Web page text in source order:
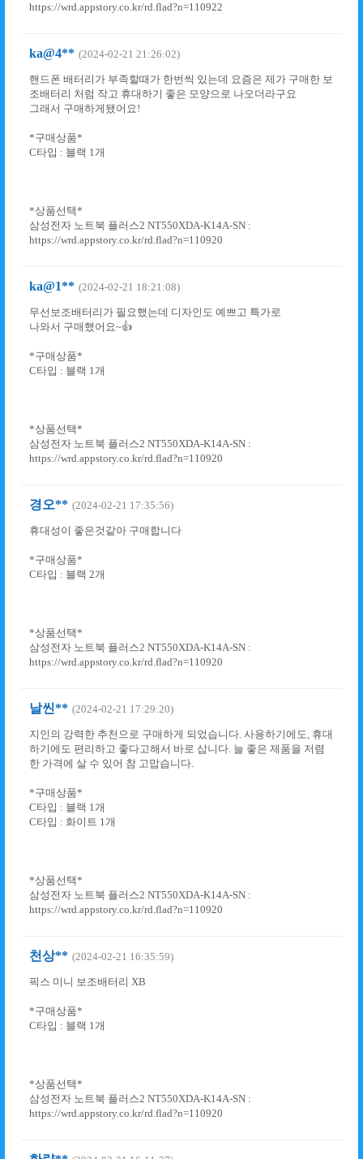
https://wrd.appstory.co.kr/rd.flad?n=110922
ka@4** (2024-02-21 21:26:02)
핸드폰 배터리가 부족할때가 한번씩 있는데 요즘은 제가 구매한 보
조배터리 처럼 작고 휴대하기 좋은 모양으로 나오더라구요
그래서 구매하게됐어요!
*구매상품*
C타입 : 블랙 1개
*상품선택*
삼성전자 노트북 플러스2 NT550XDA-K14A-SN :
https://wrd.appstory.co.kr/rd.flad?n=110920
ka@1** (2024-02-21 18:21:08)
무선보조배터리가 필요했는데 디자인도 예쁘고 특가로
나와서 구매했어요~👍
*구매상품*
C타입 : 블랙 1개
*상품선택*
삼성전자 노트북 플러스2 NT550XDA-K14A-SN :
https://wrd.appstory.co.kr/rd.flad?n=110920
경오** (2024-02-21 17:35:56)
휴대성이 좋은것같아 구매합니다
*구매상품*
C타입 : 블랙 2개
*상품선택*
삼성전자 노트북 플러스2 NT550XDA-K14A-SN :
https://wrd.appstory.co.kr/rd.flad?n=110920
날씬** (2024-02-21 17:29:20)
지인의 강력한 추천으로 구매하게 되었습니다. 사용하기에도, 휴대
하기에도 편리하고 좋다고해서 바로 삽니다. 늘 좋은 제품을 저렴
한 가격에 살 수 있어 참 고맙습니다.
*구매상품*
C타입 : 블랙 1개
C타입 : 화이트 1개
*상품선택*
삼성전자 노트북 플러스2 NT550XDA-K14A-SN :
https://wrd.appstory.co.kr/rd.flad?n=110920
천상** (2024-02-21 16:35:59)
픽스 미니 보조배터리 XB
*구매상품*
C타입 : 블랙 1개
*상품선택*
삼성전자 노트북 플러스2 NT550XDA-K14A-SN :
https://wrd.appstory.co.kr/rd.flad?n=110920